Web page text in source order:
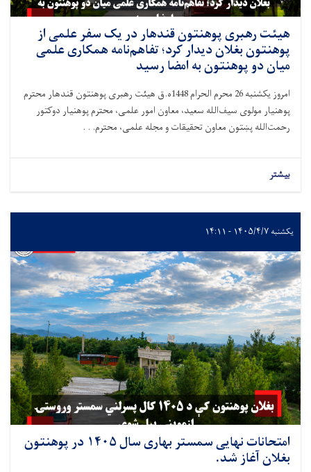
هیئت رهبری پوهنتون قندهار در یک سفر علمی از
پوهنتون بغلان دیدار کرد؛ تفاهم‌نامه همکاری علمی
میان دو پوهنتون به امضا رسید
امروز یکشنبه 26 محرم الحرام 1448ه.ق هیئت رهبری پوهنتون قندهار محترم
پوهنیار مولوی سیف‌الله سعید، معاون امور علمی، محترم پوهنیار دوکتور
رحمت‌الله پښتون معاون تحقیقات و مجله علمی، محترم. . .
بیشتر
یکشنبه ۱۴۰۵/۴/۷ - ۱۴:۱۱
امتحانات نهایی سمستر بهاری سال ۱۴۰۵ در پوهنتون
بغلان آغاز شد.